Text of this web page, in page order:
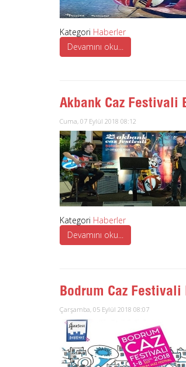
Kategori Haberler
Devamını oku...
Akbank Caz Festivali
Cuma, 07 Eylül 2018 08:12
Kategori Haberler
Devamını oku...
Bodrum Caz Festivali
Çarşamba, 05 Eylül 2018 08:07